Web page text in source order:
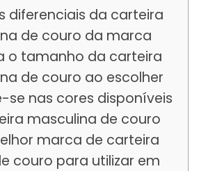
diferenciais da carteira
de couro da marca
o tamanho da carteira
de couro ao escolher
se nas cores disponíveis
masculina de couro
marca de carteira
couro para utilizar em